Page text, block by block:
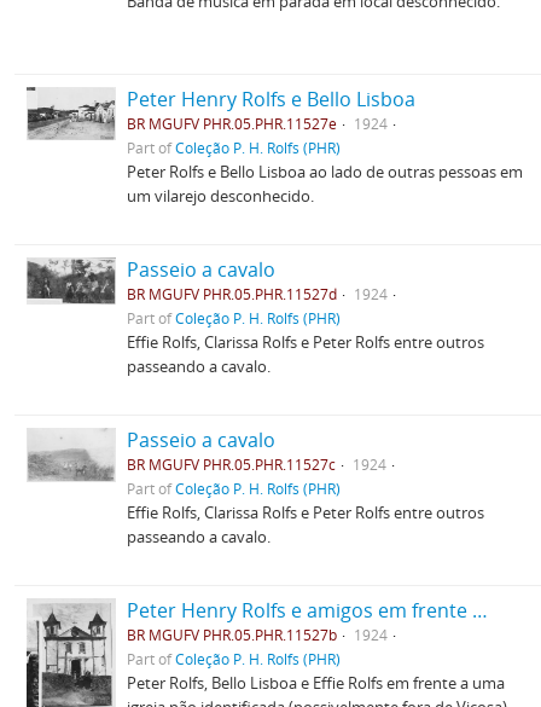
Peter Henry Rolfs e Bello Lisboa
BR MGUFV PHR.05.PHR.11527e
1924
Part ofColeção P. H. Rolfs (PHR)
Peter Rolfs e Bello Lisboa ao lado de outras pessoas em
um vilarejo desconhecido.
Passeio a cavalo
BR MGUFV PHR.05.PHR.11527d
1924
Part ofColeção P. H. Rolfs (PHR)
Effie Rolfs, Clarissa Rolfs e Peter Rolfs entre outros
passeando a cavalo.
Passeio a cavalo
BR MGUFV PHR.05.PHR.11527c
1924
Part ofColeção P. H. Rolfs (PHR)
Effie Rolfs, Clarissa Rolfs e Peter Rolfs entre outros
passeando a cavalo.
Peter Henry Rolfs e amigos em frente a uma igreja
BR MGUFV PHR.05.PHR.11527b
1924
Part ofColeção P. H. Rolfs (PHR)
Peter Rolfs, Bello Lisboa e Effie Rolfs em frente a uma